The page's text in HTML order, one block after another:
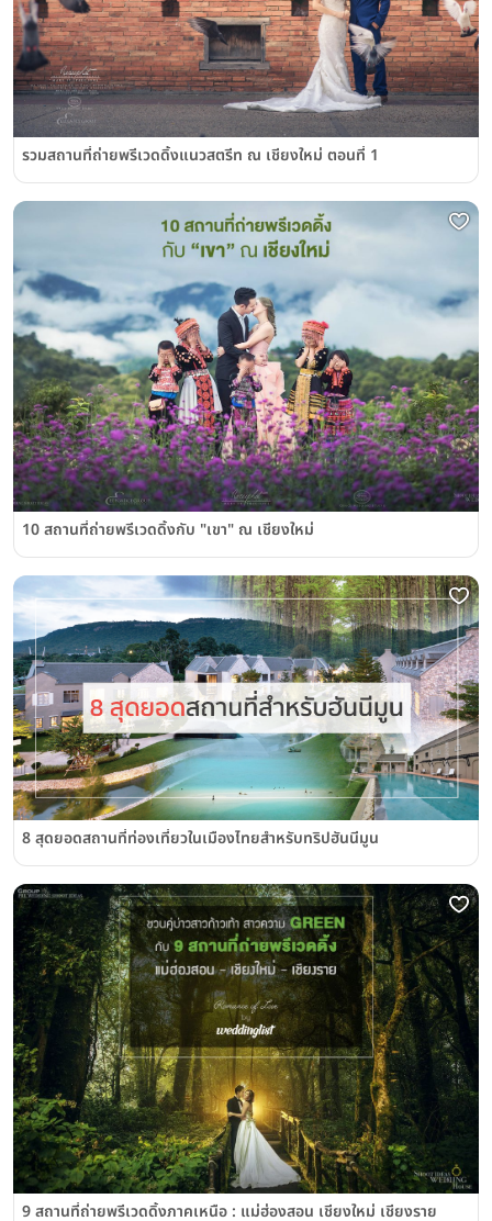
รวมสถานที่ถ่ายพรีเวดดิ้งแนวสตรีท ณ เชียงใหม่ ตอนที่ 1
10 สถานที่ถ่ายพรีเวดดิ้งกับ "เขา" ณ เชียงใหม่
8 สุดยอดสถานที่ท่องเที่ยวในเมืองไทยสำหรับทริปฮันนีมูน
9 สถานที่ถ่ายพรีเวดดิ้งภาคเหนือ : แม่ฮ่องสอน เชียงใหม่ เชียงราย